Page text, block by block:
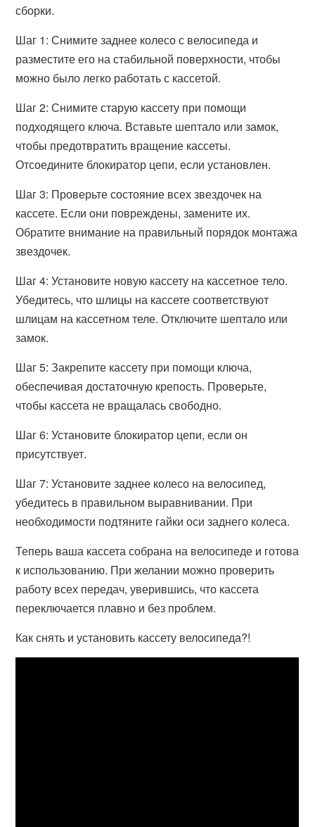
сборки.
Шаг 1: Снимите заднее колесо с велосипеда и
разместите его на стабильной поверхности, чтобы
можно было легко работать с кассетой.
Шаг 2: Снимите старую кассету при помощи
подходящего ключа. Вставьте шептало или замок,
чтобы предотвратить вращение кассеты.
Отсоедините блокиратор цепи, если установлен.
Шаг 3: Проверьте состояние всех звездочек на
кассете. Если они повреждены, замените их.
Обратите внимание на правильный порядок монтажа
звездочек.
Шаг 4: Установите новую кассету на кассетное тело.
Убедитесь, что шлицы на кассете соответствуют
шлицам на кассетном теле. Отключите шептало или
замок.
Шаг 5: Закрепите кассету при помощи ключа,
обеспечивая достаточную крепость. Проверьте,
чтобы кассета не вращалась свободно.
Шаг 6: Установите блокиратор цепи, если он
присутствует.
Шаг 7: Установите заднее колесо на велосипед,
убедитесь в правильном выравнивании. При
необходимости подтяните гайки оси заднего колеса.
Теперь ваша кассета собрана на велосипеде и готова
к использованию. При желании можно проверить
работу всех передач, уверившись, что кассета
переключается плавно и без проблем.
Как снять и установить кассету велосипеда?!